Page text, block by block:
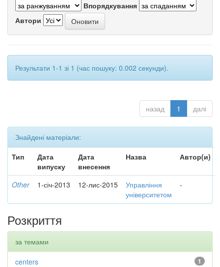
Впорядкування
Автори
Результати 1-1 зі 1 (час пошуку: 0.002 секунди).
назад 1 далі
Знайдені матеріали:
Тип
Дата
випуску
Дата
внесення
Назва Автор(и)
Other 1-січ-2013 12-лис-2015
Управління
університетом
-
Розкриття
за темами
1
centers